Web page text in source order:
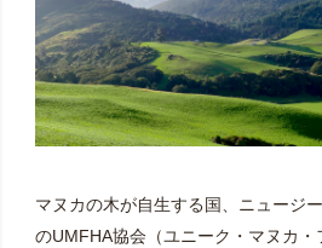
マヌカの木が自生する国、ニュージ
のUMFHA協会（ユニーク・マヌカ・